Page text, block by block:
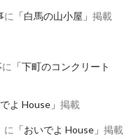
に 「白馬の山小屋」 掲載
に 「下町のコンクリート
よ House」 掲載
に 「おいでよ House」 掲載